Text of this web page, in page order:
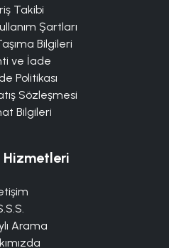
Takibi
Şartları
Bilgileri
ve İade
Politikası
Sözleşmesi
Bilgileri
Arama